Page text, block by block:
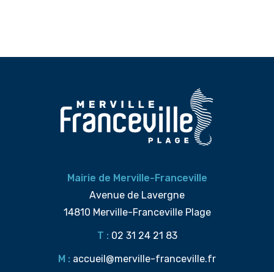
Mairie de Merville-Franceville
Avenue de Lavergne
14810 Merville-Franceville Plage
T : 02 31 24 21 83
M : accueil@merville-franceville.fr